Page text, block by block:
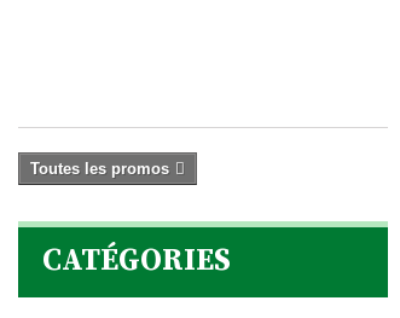
Toutes les promos
CATÉGORIES